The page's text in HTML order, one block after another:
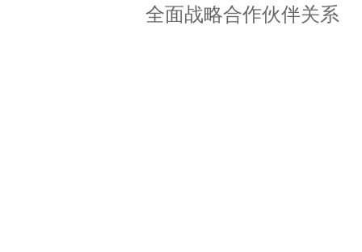
全面战略合作伙伴关系